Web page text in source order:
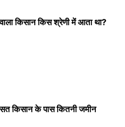
किसान किस श्रेणी में आता था?
किसान के पास कितनी जमीन